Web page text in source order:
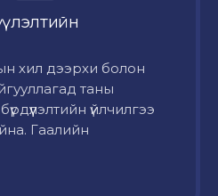
хил дээрхи болон
таны
үйлчилгээ
Гаалийн